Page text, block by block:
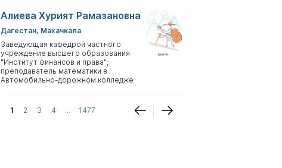
Алиева Хурият Рамазановна
Дагестан, Махачкала
Заведующая кафедрой частного
учреждение высшего образования
"Институт финансов и права";
преподаватель математики в
Автомобильно-дорожном колледже
1 2 3 4 ... 1477